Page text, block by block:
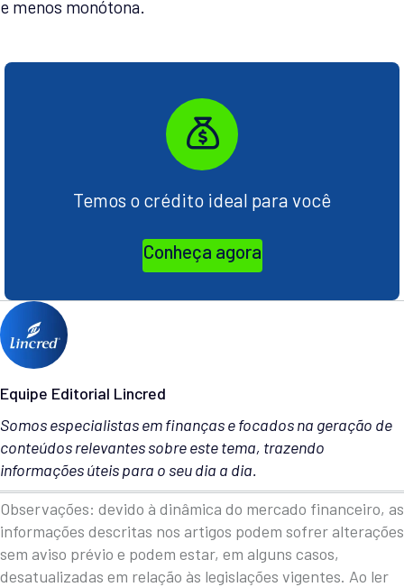
e menos monótona.
Temos o crédito ideal para você
Conheça agora
Equipe Editorial Lincred
Somos especialistas em finanças e focados na geração de
conteúdos relevantes sobre este tema, trazendo
informações úteis para o seu dia a dia.
Observações: devido à dinâmica do mercado financeiro, as
informações descritas nos artigos podem sofrer alterações
sem aviso prévio e podem estar, em alguns casos,
desatualizadas em relação às legislações vigentes. Ao ler